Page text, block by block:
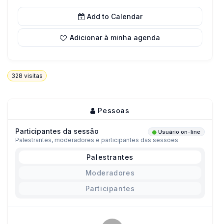
Add to Calendar
Adicionar à minha agenda
328 visitas
Pessoas
Participantes da sessão Usuário on-line
Palestrantes, moderadores e participantes das sessões
Palestrantes
Moderadores
Participantes